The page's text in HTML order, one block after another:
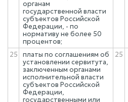
органам
государственной власти
субъектов Российской
Федерации, - по
нормативу не более 50
процентов;
25
платы по соглашениям об
установлении сервитута,
заключенным органами
исполнительной власти
субъектов Российской
Федерации,
государственными или
25